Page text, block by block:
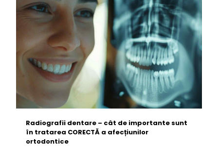
Radiografii dentare – cât de importante sunt
în tratarea CORECTĂ a afecțiunilor
ortodontice